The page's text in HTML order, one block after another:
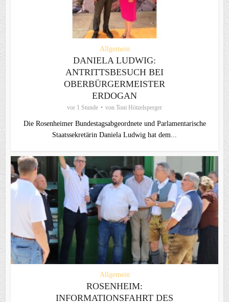
Allgemein
DANIELA LUDWIG:
ANTRITTSBESUCH BEI
OBERBÜRGERMEISTER
ERDOGAN
vor 1 Stunde von Toni Hötzelsperger
Die Rosenheimer Bundestagsabgeordnete und Parlamentarische
Staatssekretärin Daniela Ludwig hat dem...
Allgemein
ROSENHEIM:
INFORMATIONSFAHRT DES